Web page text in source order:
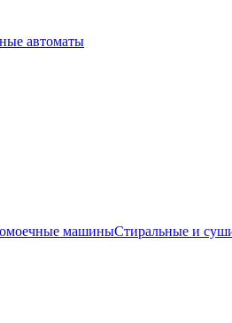
автоматы
машиныСтиральные и